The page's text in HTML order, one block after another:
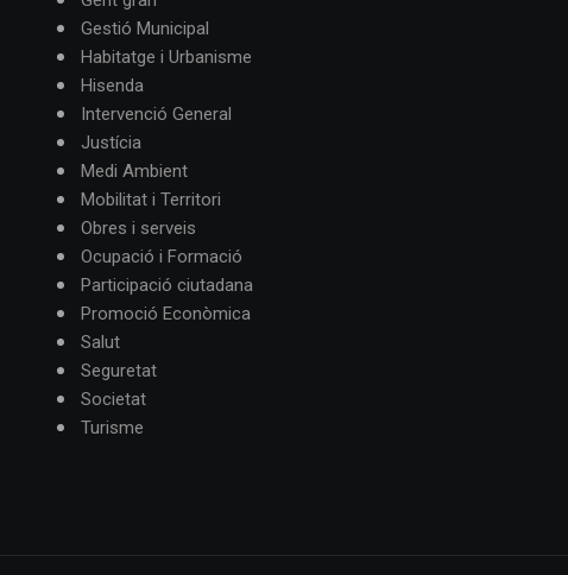
Gestió Municipal
Habitatge i Urbanisme
Hisenda
Intervenció General
Justícia
Medi Ambient
Mobilitat i Territori
Obres i serveis
Ocupació i Formació
Participació ciutadana
Promoció Econòmica
Salut
Seguretat
Societat
Turisme